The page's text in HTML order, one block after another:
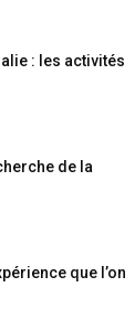
: les activités
de la
que l’on